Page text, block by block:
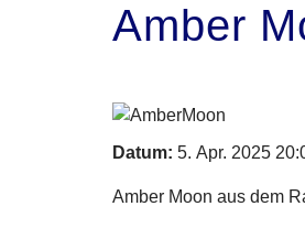
Amber
Datum: 5. Apr. 2025
Amber Moon aus dem